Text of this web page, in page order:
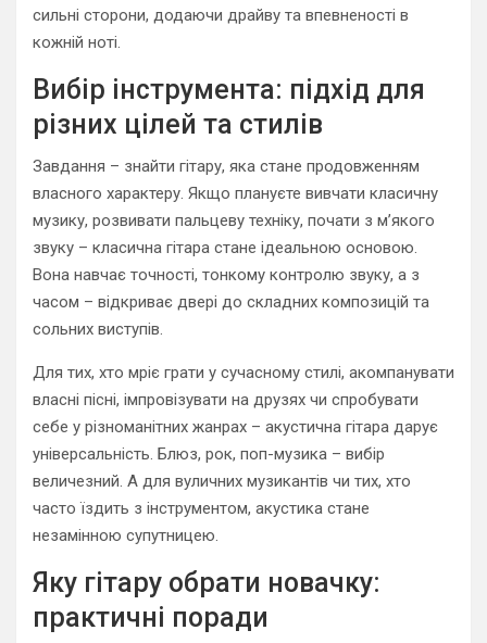
сильні сторони, додаючи драйву та впевненості в
кожній ноті.
Вибір інструмента: підхід для
різних цілей та стилів
Завдання – знайти гітару, яка стане продовженням
власного характеру. Якщо плануєте вивчати класичну
музику, розвивати пальцеву техніку, почати з м’якого
звуку – класична гітара стане ідеальною основою.
Вона навчає точності, тонкому контролю звуку, а з
часом – відкриває двері до складних композицій та
сольних виступів.
Для тих, хто мріє грати у сучасному стилі, акомпанувати
власні пісні, імпровізувати на друзях чи спробувати
себе у різноманітних жанрах – акустична гітара дарує
універсальність. Блюз, рок, поп-музика – вибір
величезний. А для вуличних музикантів чи тих, хто
часто їздить з інструментом, акустика стане
незамінною супутницею.
Яку гітару обрати новачку:
практичні поради